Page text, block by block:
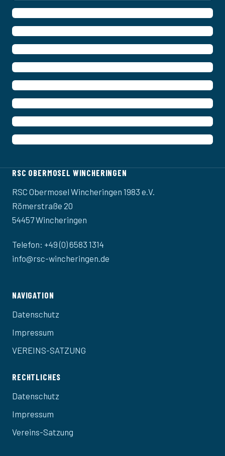
RSC OBERMOSEL WINCHERINGEN
RSC Obermosel Wincheringen 1983 e.V.
Römerstraße 20
54457 Wincheringen
Telefon: +49 (0) 6583 1314
info@rsc-wincheringen.de
NAVIGATION
Datenschutz
Impressum
VEREINS-SATZUNG
RECHTLICHES
Datenschutz
Impressum
Vereins-Satzung